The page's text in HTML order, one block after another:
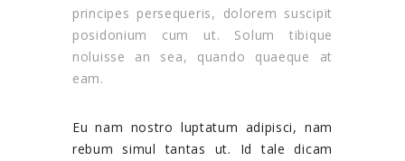
principes persequeris, dolorem suscipit
posidonium cum ut. Solum tibique
noluisse an sea, quando quaeque at
eam.
Eu nam nostro luptatum adipisci, nam
rebum simul tantas ut. Id tale dicam